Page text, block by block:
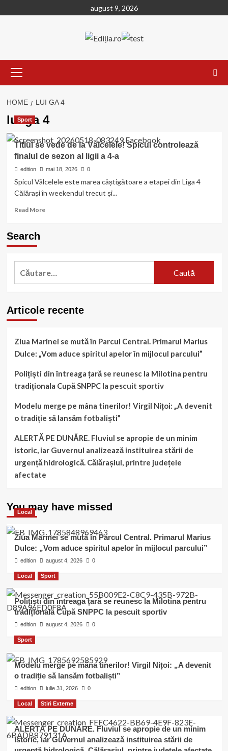
to
august 9, 2026
Menu
HOME LUI GA 4
lui ga 4
Sport
Titlul se vede de la Vâlcelele! Spicul controlează
finalul de sezon al ligii a 4-a
edition mai 18, 2026 0
Spicul Vâlcelele este marea câștigătoare a etapei din Liga 4
Călărași în weekendul trecut și...
Read MoreRead
la
Vâlcelele!
controlează
finalul
al
ligii
4-
a
Search
Caută
Articole recente
Ziua Marinei se mută în Parcul Central. Primarul Marius
Dulce: „Vom aduce spiritul apelor în mijlocul parcului”
Polițiști din întreaga țară se reunesc la Milotina pentru
tradiționala Cupă SNPPC la pescuit sportiv
Modelu merge pe mâna tinerilor! Virgil Nițoi: „A devenit
o tradiție să lansăm fotbaliști”
ALERTĂ PE DUNĂRE. Fluviul se apropie de un minim
istoric, iar Guvernul analizează instituirea stării de
urgență hidrologică. Călărașiul, printre județele
afectate
You may have missed
Local
Ziua Marinei se mută în Parcul Central. Primarul Marius
Dulce: „Vom aduce spiritul apelor în mijlocul parcului”
edition august 4, 2026 0
Local Sport
Polițiști din întreaga țară se reunesc la Milotina pentru
tradiționala Cupă SNPPC la pescuit sportiv
edition august 4, 2026 0
Sport
Modelu merge pe mâna tinerilor! Virgil Nițoi: „A devenit
o tradiție să lansăm fotbaliști”
edition iulie 31, 2026 0
Local Stiri Externe
ALERTĂ PE DUNĂRE. Fluviul se apropie de un minim
istoric, iar Guvernul analizează instituirea stării de